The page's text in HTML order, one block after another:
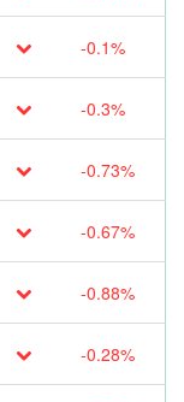
-0.1%
-0.3%
-0.73%
-0.67%
-0.88%
-0.28%